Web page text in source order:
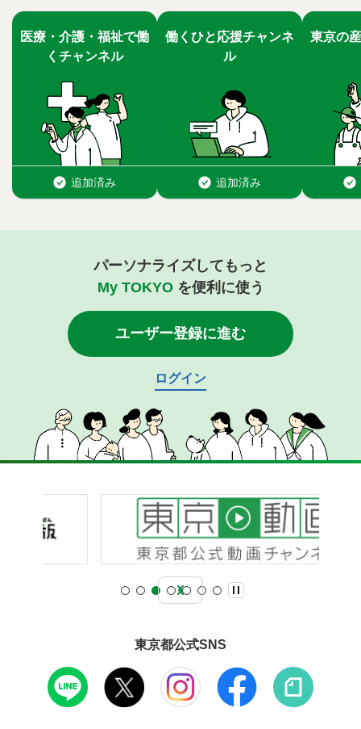
パーソナライズしてもっと
My TOKYOを便利に使う
ユーザー登録に進む
ログイン
東京都公式SNS